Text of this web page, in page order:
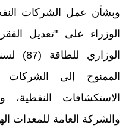
وبشأن عمل الشركات
الممنوح إلى الشركات
الاستكشافات النفطية،
والشركة العامة للمعدات